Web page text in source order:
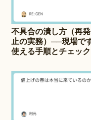
不具合の潰し方（再
止の実務）──現場で
使える手順とチェック